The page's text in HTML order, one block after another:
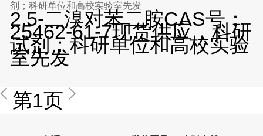
剂；科研单位和高校实验室先发
2.5-二溴对苯二胺CAS号：
25462-61-7现货供应，科研
试剂；科研单位和高校实验
室先发
第1页